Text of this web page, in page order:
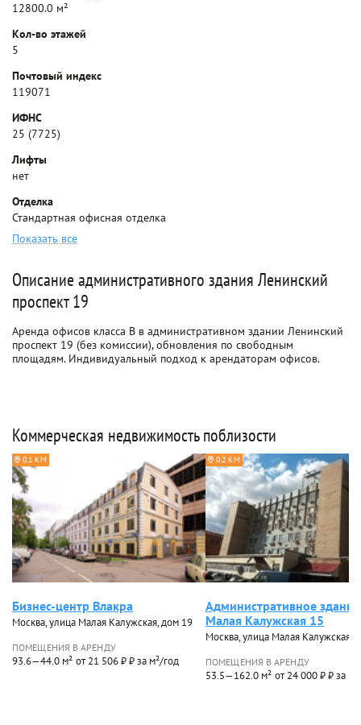
12800.0 м²
Кол-во этажей
5
Почтовый индекс
119071
ИФНС
25 (7725)
Лифты
нет
Отделка
Стандартная офисная отделка
Показать все
Описание административного здания Ленинский
проспект 19
Аренда офисов класса B в административном здании Ленинский
проспект 19 (без комиссии), обновления по свободным
площадям. Индивидуальный подход к арендаторам офисов.
Коммерческая недвижимость поблизости
0.1 КМ
Бизнес-центр Влакра
Москва, улица Малая Калужская, дом 19
ПОМЕЩЕНИЯ В АРЕНДУ
93.6—44.0 м² от 21 506 ₽ ₽ за м²/год
0.2 КМ
Административное здание
Малая Калужская 15
Москва, улица Малая Калужская,
ПОМЕЩЕНИЯ В АРЕНДУ
53.5—162.0 м² от 24 000 ₽ ₽ за